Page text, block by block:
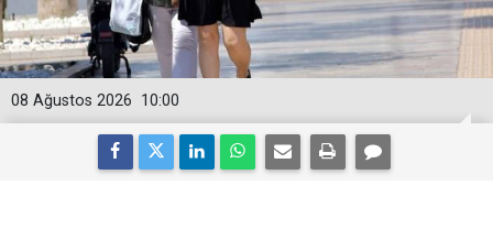
10:00
08 Ağustos 2026